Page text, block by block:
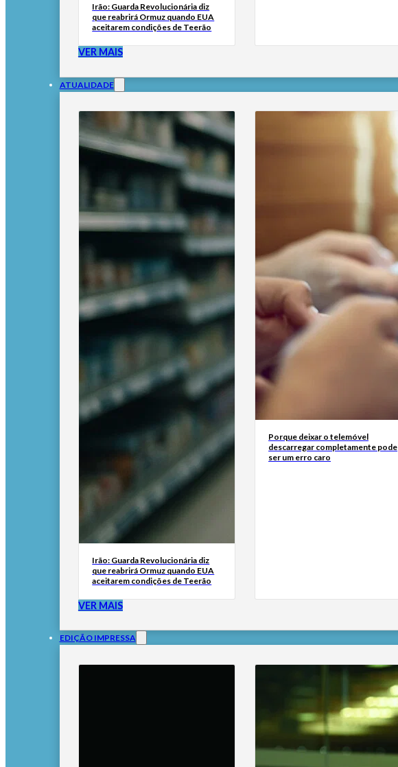
Irão: Guarda Revolucionária diz
que reabrirá Ormuz quando EUA
aceitarem condições de Teerão
VER MAIS
ATUALIDADE
Irão: Guarda Revolucionária diz
que reabrirá Ormuz quando EUA
aceitarem condições de Teerão
Porque deixar o telemóvel
descarregar completamente pode
ser um erro caro
VER MAIS
EDIÇÃO IMPRESSA